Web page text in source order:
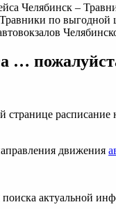
Челябинск –
по выгодной
…
движения
актуальной